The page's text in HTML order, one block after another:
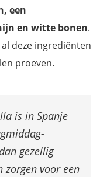
een
en witte bonen.
deze ingrediënten
proeven.
is in Spanje
gezellig
zorgen voor een